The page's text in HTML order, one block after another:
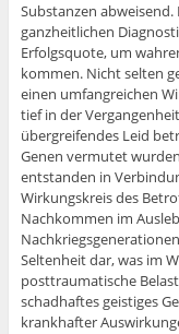
Substanzen abweisend.
ganzheitlichen
Erfolgsquote, um
kommen. Nicht selten
einen umfangreichen
tief in der
übergreifendes Leid
Genen vermutet
entstanden in
Wirkungskreis des
Nachkommen im
Seltenheit dar, was im
posttraumatische
schadhaftes geistiges
krankhafter